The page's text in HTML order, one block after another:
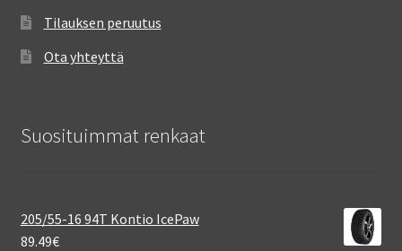
Tilauksen peruutus
Ota yhteyttä
Suosituimmat renkaat
205/55-16 94T Kontio IcePaw
89.49€